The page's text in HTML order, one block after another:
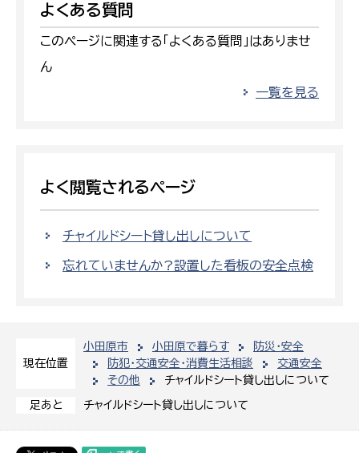
現在位置
小田原市 小田原で暮らす
防災・安全
防犯・交通安全・消費生活相談
交通安全
その他
チャイルドシート貸し出しについて
足あと チャイルドシート貸し出しについて
よくある質問
このページに関連する「よくある質問」はありませ
ん
一覧を見る
よく閲覧されるページ
チャイルドシート貸し出しについて
忘れていませんか?設置した看板の安全点検